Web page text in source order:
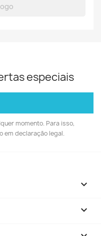
especiais
momento. Para isso,
em declaração legal.

